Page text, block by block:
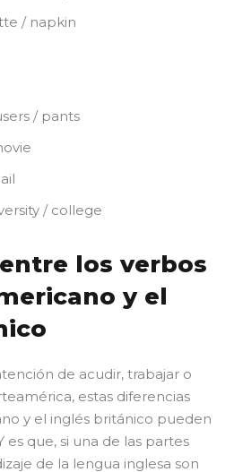
/ napkin
/ pants
/ college
los verbos
y el
de acudir, trabajar o
estas diferencias
y el inglés británico pueden
es que, si una de las partes
de la lengua inglesa son